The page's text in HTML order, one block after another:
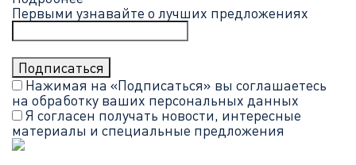
Первыми узнавайте о лучших предложениях
Нажимая на «Подписаться» вы соглашаетесь
на обработку ваших персональных данных
Я согласен получать новости, интересные
материалы и специальные предложения